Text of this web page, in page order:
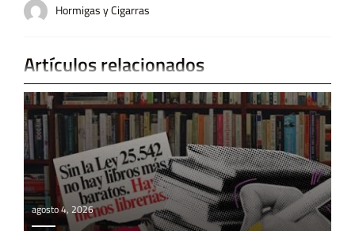
Hormigas y Cigarras
Artículos relacionados
agosto 4, 2026